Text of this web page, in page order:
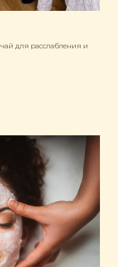
для расслабления и